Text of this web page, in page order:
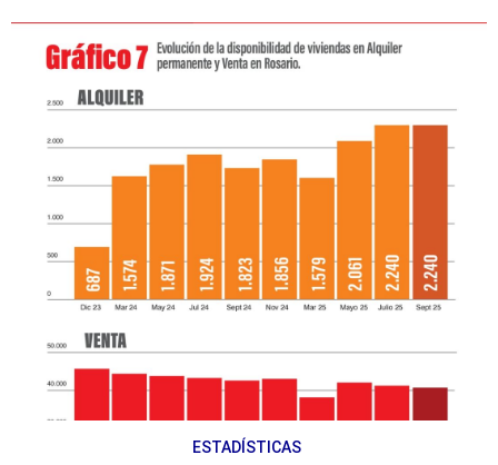
ESTADÍSTICAS